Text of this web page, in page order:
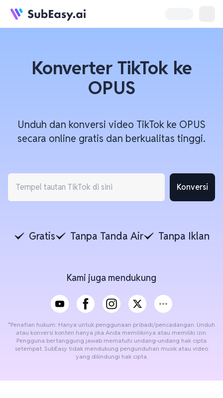
Konverter TikTok ke
OPUS
Unduh dan konversi video TikTok ke OPUS
secara online gratis dan berkualitas tinggi.
Konversi
Gratis Tanpa Tanda Air Tanpa Iklan
Kami juga mendukung
*Penafian hukum: Hanya untuk penggunaan pribadi/pencadangan. Unduh
atau konversi konten hanya jika Anda memilikinya atau memiliki izin.
Pengguna bertanggung jawab mematuhi undang-undang hak cipta
setempat. SubEasy tidak mendukung pengunduhan musik atau video
yang dilindungi hak cipta.